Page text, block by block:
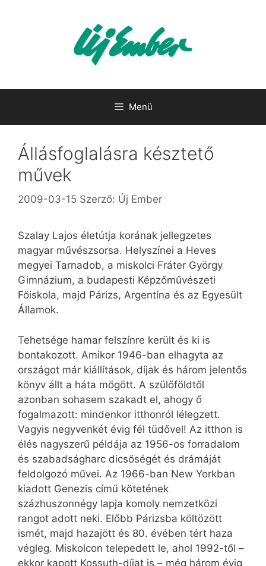
Menü
Állásfoglalásra késztető
művek
2009-03-15 Szerző: Új Ember
Szalay Lajos életútja korának jellegzetes
magyar művészsorsa. Helyszínei a Heves
megyei Tarnadob, a miskolci Fráter György
Gimnázium, a budapesti Képzőművészeti
Főiskola, majd Párizs, Argentína és az Egyesült
Államok.
Tehetsége hamar felszínre került és ki is
bontakozott. Amikor 1946-ban elhagyta az
országot már kiállítások, díjak és három jelentős
könyv állt a háta mögött. A szülőföldtől
azonban sohasem szakadt el, ahogy ő
fogalmazott: mindenkor itthonról lélegzett.
Vagyis negyvenkét évig fél tüdővel! Az itthon is
élés nagyszerű példája az 1956-os forradalom
és szabadságharc dicsőségét és drámáját
feldolgozó művei. Az 1966-ban New Yorkban
kiadott Genezis című kötetének
százhuszonnégy lapja komoly nemzetközi
rangot adott neki. Előbb Párizsba költözött
ismét, majd hazajött és 80. évében tért haza
végleg. Miskolcon telepedett le, ahol 1992-től –
ekkor kapott Kossuth-díjat is – még három évig